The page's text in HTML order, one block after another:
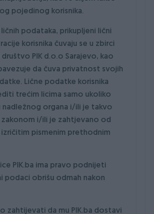
pojedinog korisnika.
podataka, prikupljeni lični
korisnika čuvaju se u zbirci
PIK d.o.o Sarajevo, kao
da čuva privatnost svojih
Lične podatke korisnika
trećim licima samo ukoliko
organa i/ili je takvo
i/ili je zahtjevano od
pismenim prethodnim
PIK.ba ima pravo podnijeti
podaci obrišu odmah nakon
zahtijevati da mu PIK.ba dostavi